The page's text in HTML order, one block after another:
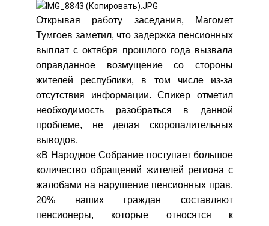
Открывая работу заседания, Магомет
Тумгоев заметил, что задержка пенсионных
выплат с октября прошлого года вызвала
оправданное возмущение со стороны
жителей республики, в том числе из-за
отсутствия информации. Спикер отметил
необходимость разобраться в данной
проблеме, не делая скоропалительных
выводов.
«В Народное Собрание поступает большое
количество обращений жителей региона с
жалобами на нарушение пенсионных прав.
20% наших граждан составляют
пенсионеры, которые относятся к